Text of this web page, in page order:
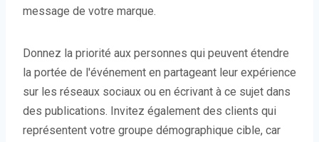
message de votre marque.
Donnez la priorité aux personnes qui peuvent étendre
la portée de l'événement en partageant leur expérience
sur les réseaux sociaux ou en écrivant à ce sujet dans
des publications. Invitez également des clients qui
représentent votre groupe démographique cible, car